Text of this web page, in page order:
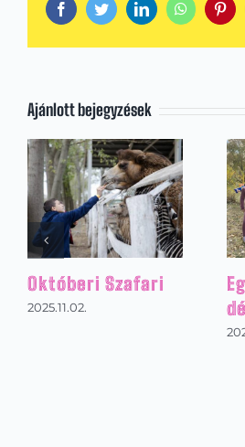
FacebookTwitterLinkedIn
Ajánlott bejegyzések
Októberi Szafari
2025.11.02.